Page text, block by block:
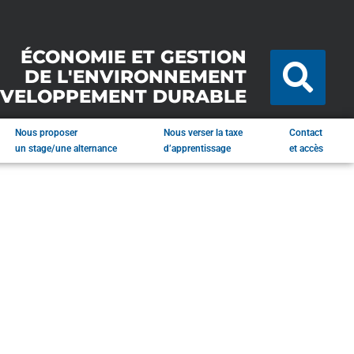
ÉCONOMIE ET GESTION
DE L'ENVIRONNEMENT
DURABLE
Nous proposer
un stage/une alternance
Nous verser la taxe
d’apprentissage
Contact
et accès